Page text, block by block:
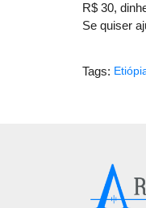
R$ 30,
Se quiser
Tags: